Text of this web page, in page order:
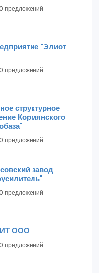
0 предложений
"Элиот
0 предложений
структурное
Кормянского
0 предложений
завод
0 предложений
ООО
0 предложений